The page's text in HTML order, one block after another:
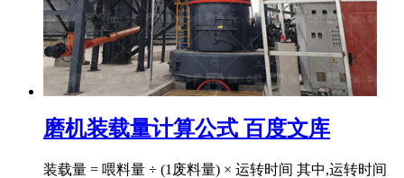
磨机装载量计算公式 百度文库
装载量 = 喂料量 ÷ (1废料量) × 运转时间 其中,运转时间